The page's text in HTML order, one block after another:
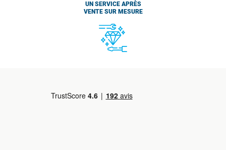
UN SERVICE APRÈS
VENTE SUR MESURE